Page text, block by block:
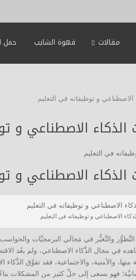
مقالات قهوة الشايب حمل
الاصطناعي و توظيفاته في التعليم
الذكاء الاصطناعي و
الذكاء الاصطناعي و
الاصطناعي و توظيفاته في التعليم
في مجال الذَّكاء الاصطناعي، ولم يعُد
منها، والأمنية، والاجتماعية، فقد تفوَّق
فهو يسعى إلى حلِّ كثير من المشكلات